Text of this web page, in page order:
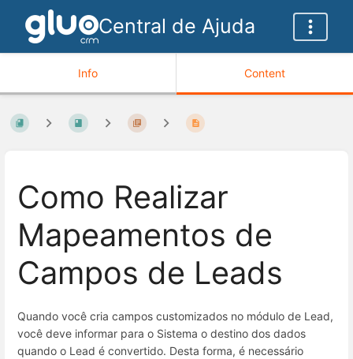
Central de Ajuda
Info Content
Como Realizar
Mapeamentos de
Campos de Leads
Quando você cria campos customizados no módulo de Lead,
você deve informar para o Sistema o destino dos dados
quando o Lead é convertido. Desta forma, é necessário